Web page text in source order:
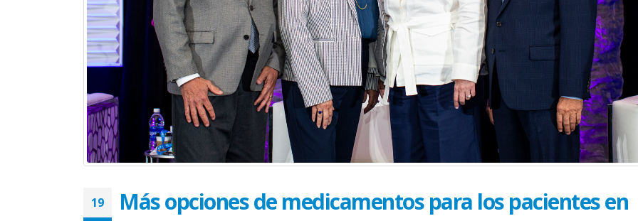
19
Más opciones de medicamentos para los pacientes en
Altamente nocivo el polvo
del desierto del Sahara en
salud oncológica
June 10, 2026
¿Eres sobreviviente? Hora de
abrazar la salud oncológica
May 28, 2026
Equilibrando tu diagnóstico
oncológico con tu actitud
February 19, 2026
Secuelas del cáncer cervical
January 20, 2026
Altamente
del desierto del
salud oncológica
June 10, 2026
¿Eres
abrazar la salud
May 28, 2026